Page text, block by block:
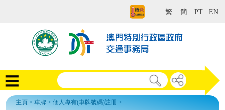
繁 簡 PT EN
主頁 >車牌 >個人專有(車牌號碼)註冊 >